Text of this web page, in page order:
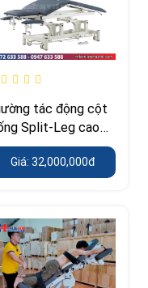
tác động cột
Split-Leg cao
Giá: 32,000,000đ